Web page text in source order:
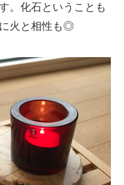
。化石ということも
火と相性も◎